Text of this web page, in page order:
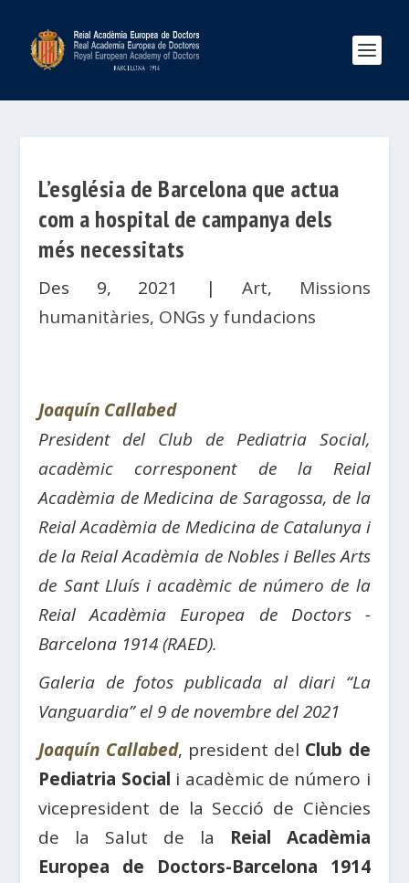
L’església de Barcelona que actua
com a hospital de campanya dels
més necessitats
Des 9, 2021 |Art, Missions
humanitàries, ONGs y fundacions
Joaquín Callabed
President del Club de Pediatria Social,
acadèmic corresponent de la Reial
Acadèmia de Medicina de Saragossa, de la
Reial Acadèmia de Medicina de Catalunya i
de la Reial Acadèmia de Nobles i Belles Arts
de Sant Lluís i acadèmic de número de la
Reial Acadèmia Europea de Doctors -
Barcelona 1914 (RAED).
Galeria de fotos publicada al diari “La
Vanguardia” el 9 de novembre del 2021
Joaquín Callabed, president del Club de
Pediatria Social i acadèmic de número i
vicepresident de la Secció de Ciències
de la Salut de la Reial Acadèmia
Europea de Doctors-Barcelona 1914